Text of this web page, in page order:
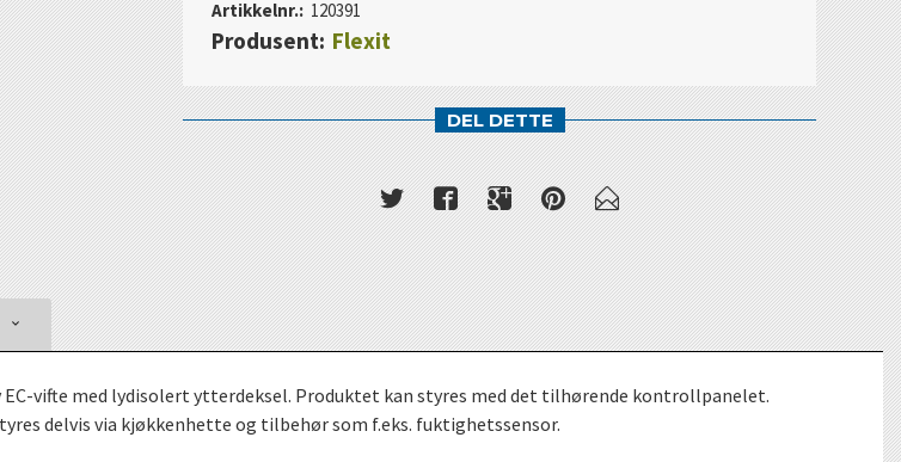
Artikkelnr.: 120391
Produsent: Flexit
DEL DETTE
vifte med lydisolert ytterdeksel. Produktet kan styres med det tilhørende kontrollpanelet.
delvis via kjøkkenhette og tilbehør som f.eks. fuktighetssensor.